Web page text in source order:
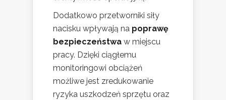
Dodatkowo przetworniki siły
nacisku wpływają na poprawę
bezpieczeństwa w miejscu
pracy. Dzięki ciągłemu
monitoringowi obciążeń
możliwe jest zredukowanie
ryzyka uszkodzeń sprzętu oraz